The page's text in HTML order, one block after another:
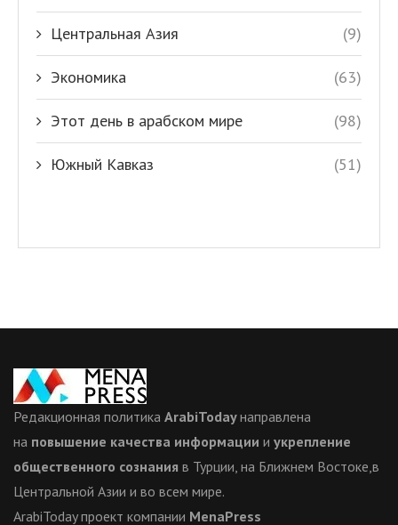
Центральная Азия (9)
Экономика (63)
Этот день в арабском мире (98)
Южный Кавказ (51)
Редакционная политика ArabiTodayнаправлена
на повышение качества информации и укрепление
общественного сознания в Турции, на Ближнем Востоке,в
Центральной Азии и во всем мире.
ArabiToday проект компании MenaPress